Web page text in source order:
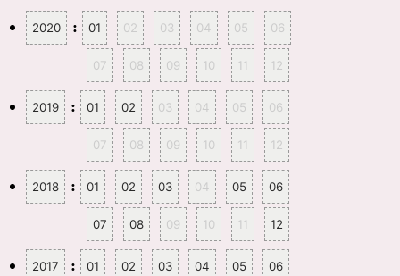
新
い
で
開
き
ま
ッ
し
く
だ
さ
い
(
新
し
い
ウ
ィ
ン
ド
ウ
で
開
き
ま
す
)
2020 : 01 02 03 04 05 06
07 08 09 10 11 12
2019 : 01 02 03 04 05 06
07 08 09 10 11 12
2018 : 01 02 03 04 05 06
07 08 09 10 11 12
2017 : 01 02 03 04 05 06